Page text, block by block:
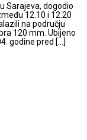
Sarajeva, dogodio
12.10 i 12.20
na području
120 mm. Ubijeno
godine pred […]